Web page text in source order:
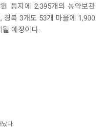
등지에 2,395개의 농약보관
경북 3개도 53개 마을에 1,900
예정이다.
다.